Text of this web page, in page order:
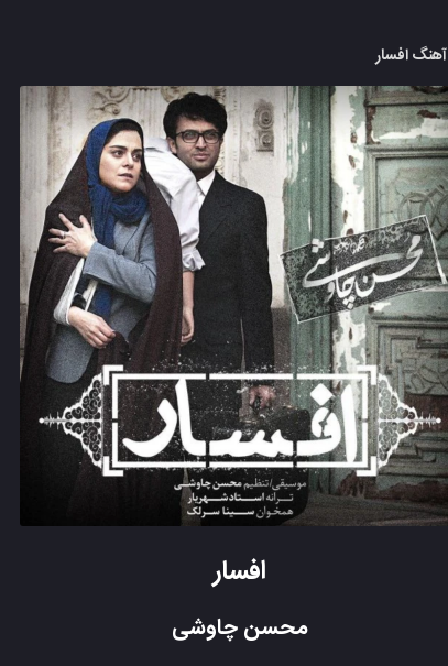
آهنگ افسار
افسار
محسن چاوشی